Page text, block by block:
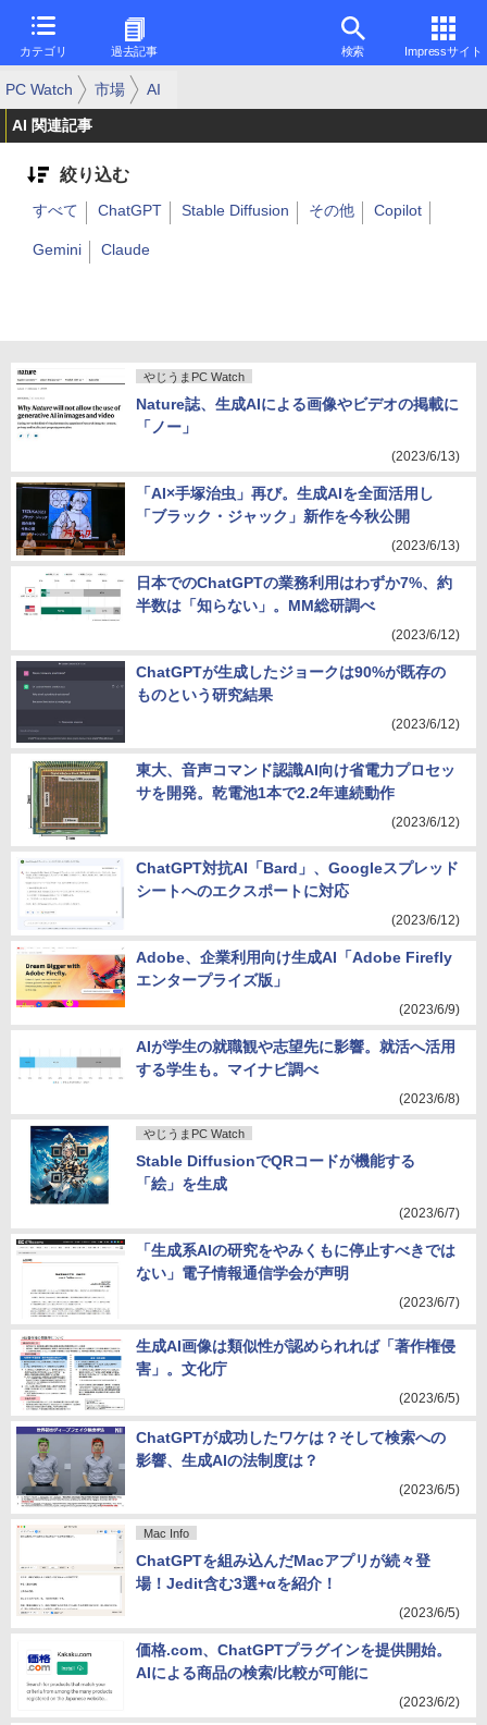
カテゴリ 過去記事 検索 Impressサイト
PC Watch 市場 AI
AI 関連記事
絞り込む
すべて ChatGPT Stable Diffusion その他 Copilot
Gemini Claude
やじうまPC Watch
Nature誌、生成AIによる画像やビデオの掲載に
「ノー」
(2023/6/13)
「AI×手塚治虫」再び。生成AIを全面活用し
「ブラック・ジャック」新作を今秋公開
(2023/6/13)
日本でのChatGPTの業務利用はわずか7%、約
半数は「知らない」。MM総研調べ
(2023/6/12)
ChatGPTが生成したジョークは90%が既存の
ものという研究結果
(2023/6/12)
東大、音声コマンド認識AI向け省電力プロセッ
サを開発。乾電池1本で2.2年連続動作
(2023/6/12)
ChatGPT対抗AI「Bard」、Googleスプレッド
シートへのエクスポートに対応
(2023/6/12)
Adobe、企業利用向け生成AI「Adobe Firefly
エンタープライズ版」
(2023/6/9)
AIが学生の就職観や志望先に影響。就活へ活用
する学生も。マイナビ調べ
(2023/6/8)
やじうまPC Watch
Stable DiffusionでQRコードが機能する
「絵」を生成
(2023/6/7)
「生成系AIの研究をやみくもに停止すべきでは
ない」電子情報通信学会が声明
(2023/6/7)
生成AI画像は類似性が認められれば「著作権侵
害」。文化庁
(2023/6/5)
ChatGPTが成功したワケは？そして検索への
影響、生成AIの法制度は？
(2023/6/5)
Mac Info
ChatGPTを組み込んだMacアプリが続々登
場！Jedit含む3選+αを紹介！
(2023/6/5)
価格.com、ChatGPTプラグインを提供開始。
AIによる商品の検索/比較が可能に
(2023/6/2)